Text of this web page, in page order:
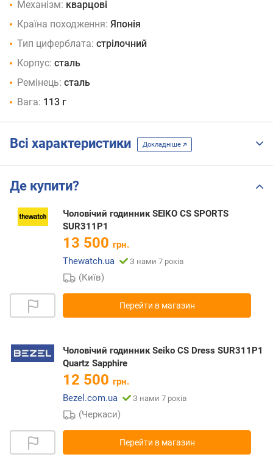
Механізм: кварцові
Країна походження: Японія
Тип циферблата: стрілочний
Корпус: сталь
Ремінець: сталь
Вага: 113 г
Всі характеристики Докладніше
Де купити?
Чоловічий годинник SEIKO CS SPORTS
SUR311P1
13 500 грн.
Thewatch.ua
З нами 7 років
(Київ)
Перейти в магазин
Чоловічий годинник Seiko CS Dress SUR311P1
Quartz Sapphire
12 500 грн.
Bezel.com.ua
З нами 7 років
(Черкаси)
Перейти в магазин